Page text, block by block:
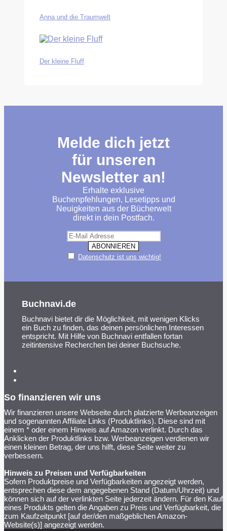
Anna und die Traumwelt
Der kleine Fluff
Melde dich jetzt
für unseren
Newsletter an!
Erhalte exklusive
Buchenpfehlungen, Lesetipps und
Neuigkeiten aus der Bücherwelt
direkt in dein Postfach.
Datenschutz ist uns wichtig!
Buchnavi.de
Buchnavi bietet dir die Möglichkeit, mit wenigen Klicks
ein Buch zu finden, das deinen persönlichen Interessen
entspricht. Mit Hilfe von Buchnavi entfallen fortan
zeitintensive Recherchen bei deiner Buchsuche.
So finanzieren wir uns
Wir finanzieren unsere Webseite durch platzierte Werbeanzeigen
und sogenannten Affiliate Links (Produktlinks). Diese sind mit
einem * oder einem Hinweis auf Amazon verlinkt. Durch das
Anklicken der Produktlinks bzw. Werbeanzeigen verdienen wir
einen kleinen Betrag, der uns hilft, diese Seite weiter zu
verbessern.
Hinweis zu Preisen und Verfügbarkeiten
Sofern Produktpreise und Verfügbarkeiten angezeigt werden,
entsprechen diese dem angegebenen Stand (Datum/Uhrzeit) und
können sich auf der verlinkten Seite jederzeit ändern. Für den Kauf
eines Produkts gelten die Angaben zu Preis und Verfügbarkeit, die
zum Kaufzeitpunkt [auf der/den maßgeblichen Amazon-
Website(s)] angezeigt werden.